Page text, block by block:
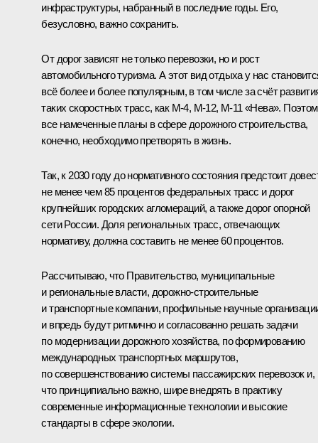
инфраструктуры, набранный в последние годы. Его,
безусловно, важно сохранить.
От дорог зависят не только перевозки, но и рост
автомобильного туризма. А этот вид отдыха у нас
всё более и более популярным, в том числе за счёт
таких скоростных трасс, как М-4, М-12, М-11 «Нева».
все намеченные планы в сфере дорожного строительства,
конечно, необходимо претворять в жизнь.
Так, к 2030 году до нормативного состояния предстоит
не менее чем 85 процентов федеральных трасс и дорог
крупнейших городских агломераций, а также дорог опорной
сети России. Доля региональных трасс, отвечающих
нормативу, должна составить не менее 60 процентов.
Рассчитываю, что Правительство, муниципальные
и региональные власти, дорожно-строительные
и транспортные компании, профильные научные
и впредь будут ритмично и согласованно решать задачи
по модернизации дорожного хозяйства, по формированию
международных транспортных маршрутов,
по совершенствованию системы пассажирских перевозок и,
что принципиально важно, шире внедрять в практику
современные информационные технологии и высокие
стандарты в сфере экологии.